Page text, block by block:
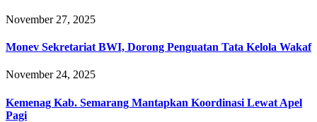
November 27, 2025
Monev Sekretariat BWI, Dorong Penguatan Tata Kelola Wakaf
November 24, 2025
Kemenag Kab. Semarang Mantapkan Koordinasi Lewat Apel
Pagi